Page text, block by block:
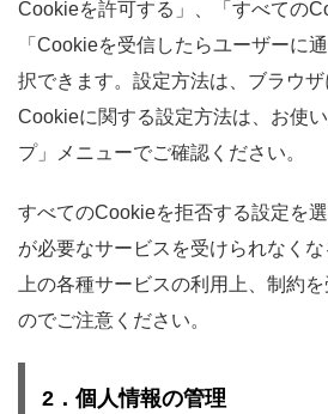
Cookieを許可する」、「すべての
「Cookieを受信したらユーザーに
択できます。設定方法は、ブラウザ
Cookieに関する設定方法は、お使
プ」メニューでご確認ください。
すべてのCookieを拒否する設定を
が必要なサービスを受けられなく
上の各種サービスの利用上、制約
のでご注意ください。
2．個人情報の管理